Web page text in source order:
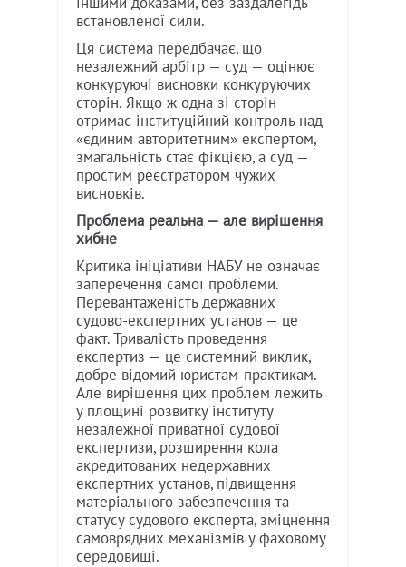
встановленої сили.
Ця система передбачає, що
незалежний арбітр — суд — оцінює
конкуруючі висновки конкуруючих
сторін. Якщо ж одна зі сторін
отримає інституційний контроль над
«єдиним авторитетним» експертом,
змагальність стає фікцією, а суд —
простим реєстратором чужих
висновків.
Проблема реальна — але вирішення
хибне
Критика ініціативи НАБУ не означає
заперечення самої проблеми.
Перевантаженість державних
судово-експертних установ — це
факт. Тривалість проведення
експертиз — це системний виклик,
добре відомий юристам-практикам.
Але вирішення цих проблем лежить
у площині розвитку інституту
незалежної приватної судової
експертизи, розширення кола
акредитованих недержавних
експертних установ, підвищення
матеріального забезпечення та
статусу судового експерта, зміцнення
самоврядних механізмів у фаховому
середовищі.